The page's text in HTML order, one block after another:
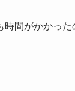
間がかかっ